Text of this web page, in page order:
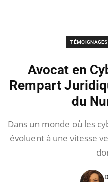
Avocat en
Rempart
du
Dans un monde où les
évoluent à une vitesse